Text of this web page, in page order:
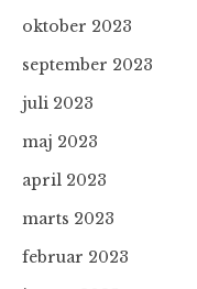
oktober 2023
september 2023
juli 2023
maj 2023
april 2023
marts 2023
februar 2023